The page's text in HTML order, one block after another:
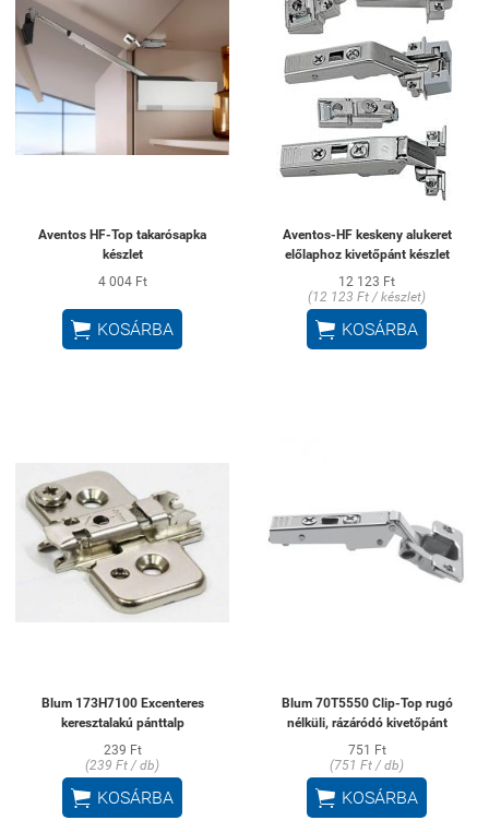
Aventos HF-Top takarósapka
készlet
4 004 Ft
 KOSÁRBA
Aventos-HF keskeny alukeret
előlaphoz kivetőpánt készlet
12 123 Ft
(12 123 Ft / készlet)
 KOSÁRBA
Blum 173H7100 Excenteres
keresztalakú pánttalp
239 Ft
(239 Ft / db)
 KOSÁRBA
Blum 70T5550 Clip-Top rugó
nélküli, rázáródó kivetőpánt
751 Ft
(751 Ft / db)
 KOSÁRBA